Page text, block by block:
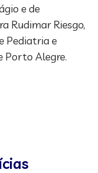
e de
Rudimar Riesgo,
Pediatria e
Porto Alegre.